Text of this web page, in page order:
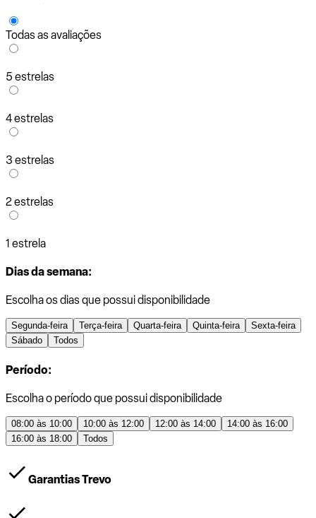
Todas as avaliações
5 estrelas
4 estrelas
3 estrelas
2 estrelas
1 estrela
Dias da semana:
Escolha os dias que possui disponibilidade
Segunda-feira Terça-feira Quarta-feira Quinta-feira
Sexta-feira
Sábado
Todos
Período:
Escolha o período que possui disponibilidade
08:00 às 10:00 10:00 às 12:00 12:00 às 14:00
14:00 às 16:00
16:00 às 18:00
Todos
Garantias Trevo